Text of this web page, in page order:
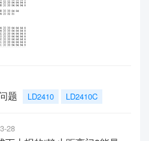
题 LD2410 LD2410C
28